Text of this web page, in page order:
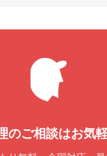
のご相談はお気